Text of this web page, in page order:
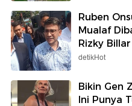
Ruben
Mualaf
Rizky Billar
detikHot
Bikin Gen
Ini Punya